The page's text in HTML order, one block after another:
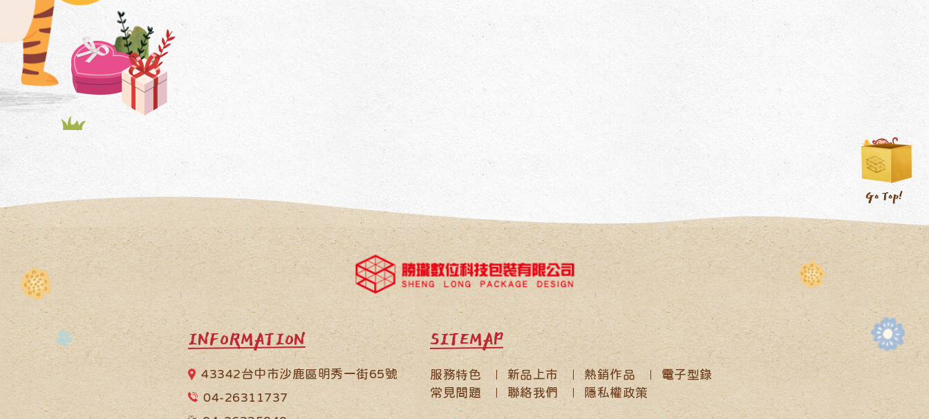
INFORMATION
43342台中市沙鹿區明秀一街65號
04-26311737
SITEMAP
服務特色 新品上市 熱銷作品
電子型錄
常見問題
聯絡我們 隱私權政策